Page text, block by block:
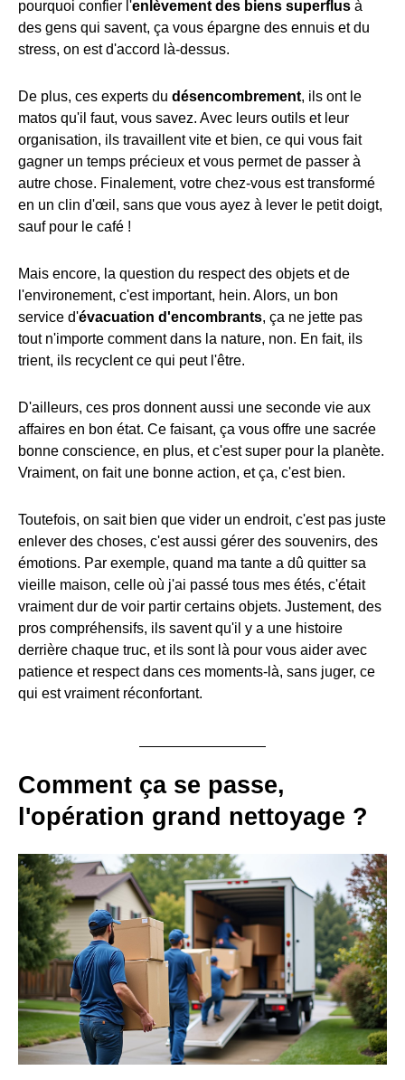
pourquoi confier l'enlèvement des biens superflus à
des gens qui savent, ça vous épargne des ennuis et du
stress, on est d'accord là-dessus.
De plus, ces experts du désencombrement, ils ont le
matos qu'il faut, vous savez. Avec leurs outils et leur
organisation, ils travaillent vite et bien, ce qui vous fait
gagner un temps précieux et vous permet de passer à
autre chose. Finalement, votre chez-vous est transformé
en un clin d'œil, sans que vous ayez à lever le petit doigt,
sauf pour le café !
Mais encore, la question du respect des objets et de
l'environement, c'est important, hein. Alors, un bon
service d'évacuation d'encombrants, ça ne jette pas
tout n'importe comment dans la nature, non. En fait, ils
trient, ils recyclent ce qui peut l'être.
D'ailleurs, ces pros donnent aussi une seconde vie aux
affaires en bon état. Ce faisant, ça vous offre une sacrée
bonne conscience, en plus, et c'est super pour la planète.
Vraiment, on fait une bonne action, et ça, c'est bien.
Toutefois, on sait bien que vider un endroit, c'est pas juste
enlever des choses, c'est aussi gérer des souvenirs, des
émotions. Par exemple, quand ma tante a dû quitter sa
vieille maison, celle où j'ai passé tous mes étés, c'était
vraiment dur de voir partir certains objets. Justement, des
pros compréhensifs, ils savent qu'il y a une histoire
derrière chaque truc, et ils sont là pour vous aider avec
patience et respect dans ces moments-là, sans juger, ce
qui est vraiment réconfortant.
Comment ça se passe,
l'opération grand nettoyage ?